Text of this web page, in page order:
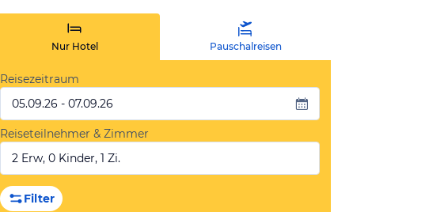
Nur Hotel Pauschalreisen
Reisezeitraum
05.09.26 - 07.09.26
Reiseteilnehmer & Zimmer
2 Erw, 0 Kinder, 1 Zi.
Filter